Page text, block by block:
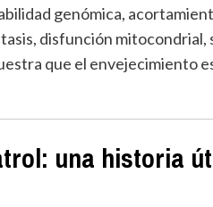
genómica,
disfunción mitocondrial,
que el envejecimiento
una historia